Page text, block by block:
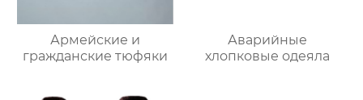
Армейские и
гражданские тюфяки
Аварийные
хлопковые одеяла